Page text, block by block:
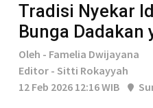
Tradisi Nyekar
Bunga
Oleh - Famelia Dwijayana
Editor - Sitti Rokayyah
12 Feb 2026 12:16 WIB